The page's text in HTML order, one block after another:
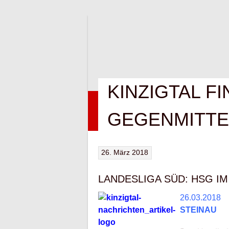
HOME NEWS VEREIN KONTAKT
KINZIGTAL
26. März 2018
LANDESLIGA SÜD: HSG
26.03.2018
STEINAU